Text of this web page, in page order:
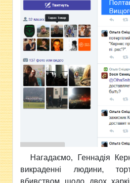
Нагадаємо, Геннадія
викраденні людини,